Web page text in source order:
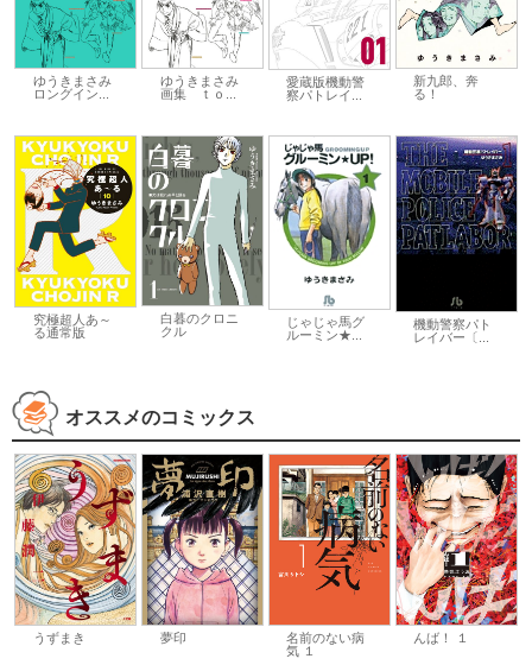
ゆうきまさみ
ロングイン...
ゆうきまさみ
画集 ｔｏ...
愛蔵版機動警
察パトレイ...
新九郎、奔
る！
究極超人あ～
る通常版
白暮のクロニ
クル
じゃじゃ馬グ
ルーミン★...
機動警察パト
レイバー〔...
オススメのコミックス
うずまき 夢印
名前のない病
気 １
んば！ １